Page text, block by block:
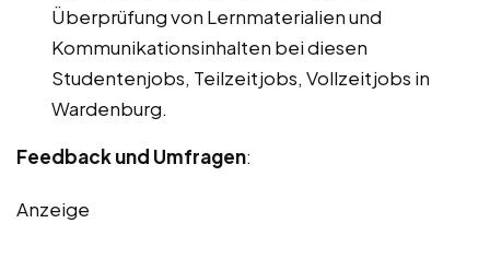
Überprüfung von Lernmaterialien und
Kommunikationsinhalten bei diesen
Studentenjobs, Teilzeitjobs, Vollzeitjobs in
Wardenburg.
Feedback und Umfragen:
Anzeige